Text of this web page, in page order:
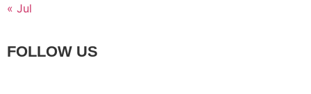
« Jul
FOLLOW US